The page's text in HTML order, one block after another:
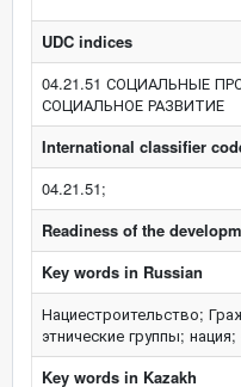
UDC indices
04.21.51 СОЦИАЛЬНЫЕ
СОЦИАЛЬНОЕ РАЗВИТИЕ
International classifier
04.21.51;
Readiness of the
Key words in Russian
Нациестроительство;
этнические группы;
Key words in Kazakh